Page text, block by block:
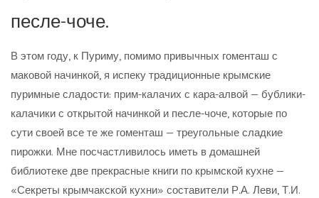
песле-чоче.
В этом году, к Пуриму, помимо привычных гоменташ с
маковой начинкой, я испеку традиционные крымские
пуримные сладости: прим-калачих с кара-алвой — бублики-
калачики с открытой начинкой и песле-чоче, которые по
сути своей все те же гоменташ — треугольные сладкие
пирожки. Мне посчастливилось иметь в домашней
библиотеке две прекрасные книги по крымской кухне —
«Секреты крымчакской кухни» составители Р.А. Леви, Т.И.